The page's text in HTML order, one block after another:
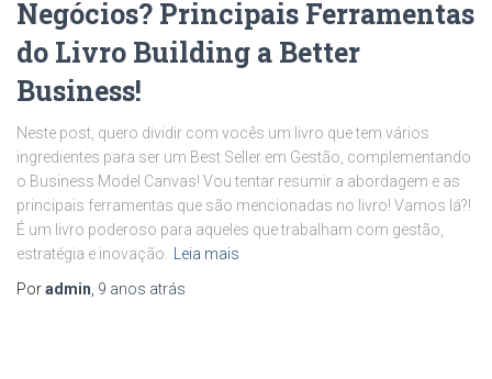
Negócios? Principais Ferramentas
do Livro Building a Better
Business!
Neste post, quero dividir com vocês um livro que tem vários
ingredientes para ser um Best Seller em Gestão, complementando
o Business Model Canvas! Vou tentar resumir a abordagem e as
principais ferramentas que são mencionadas no livro! Vamos lá?!
É um livro poderoso para aqueles que trabalham com gestão,
estratégia e inovação.
Leia mais
Poradmin 9 anos atrás